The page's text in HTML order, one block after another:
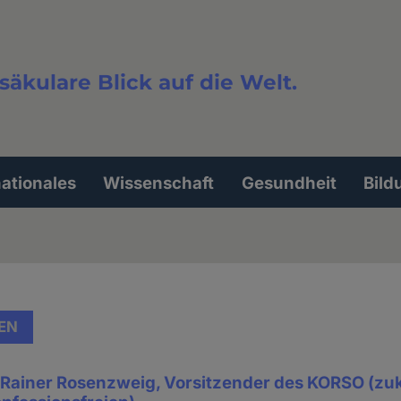
Blick auf die Welt.
Wissenschaft Gesundheit
Rosenzweig, Vorsitzender des KORSO